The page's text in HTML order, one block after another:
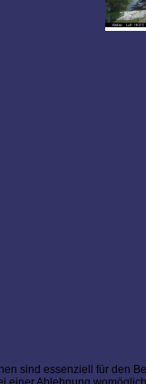
sind essenziell für den